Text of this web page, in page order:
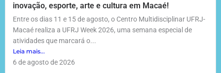
inovação, esporte, arte e cultura em Macaé!
Entre os dias 11 e 15 de agosto, o Centro Multidisciplinar UFRJ-
Macaé realiza a UFRJ Week 2026, uma semana especial de
atividades que marcará o...
Leia mais...
6 de agosto de 2026